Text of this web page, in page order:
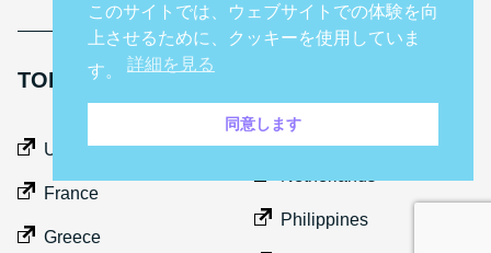
TOP GEAR INTERNATIONAL SITES
UK
France
Greece
Middle East
Netherlands
Philippines
このサイトでは、ウェブサイトでの体験を向
上させるために、クッキーを使用していま
す。 詳細を見る
同意します